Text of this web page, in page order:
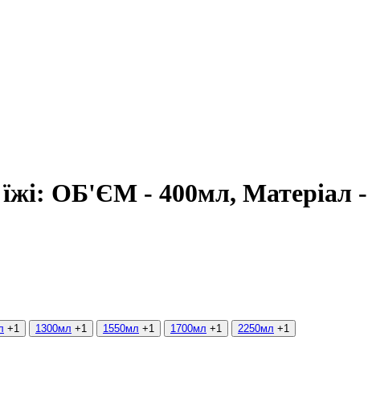
їжі: ОБ'ЄМ - 400мл, Матеріал
+1 1300мл +1 1550мл +1 1700мл +1 2250мл +1